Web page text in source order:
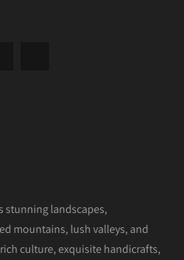
stunning landscapes,
mountains, lush valleys, and
culture, exquisite handicrafts,